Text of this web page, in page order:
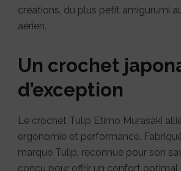
créations, du plus petit amigurumi
aérien.
Un crochet
d’exception
Le crochet Tulip Etimo Murasaki
ergonomie et performance.
marque Tulip, reconnue pour son
conçu pour offrir un confort